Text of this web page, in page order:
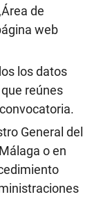
de
web
los datos
reúnes
General del
o en